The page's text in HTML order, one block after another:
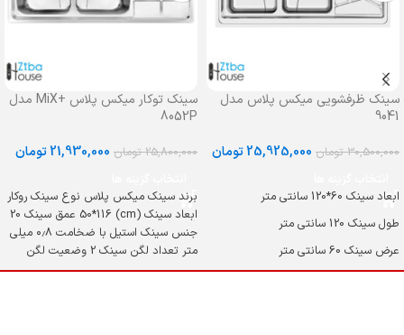
سینک ظرفشویی میکس پلاس مدل
9041
30,500,000 تومان 25,925,000تومان
ابعاد سینک 60*120 سانتی متر
طول سینک 120 سانتی متر
عرض سینک 60 سانتی متر
وضعیت لگن دو لگنه
سینک توکار میکس پلاس +MiX مدل
8052P
25,800,000 تومان 21,930,000تومان
برند سینک میکس پلاس نوع سینک روکار
ابعاد سینک (cm) 50*116 عمق سینک 20
جنس سینک استیل با ضخامت ۰٫۸ میلی
متر تعداد لگن سینک 2 وضعیت لگن
سینک لگن راست, لگن چپ